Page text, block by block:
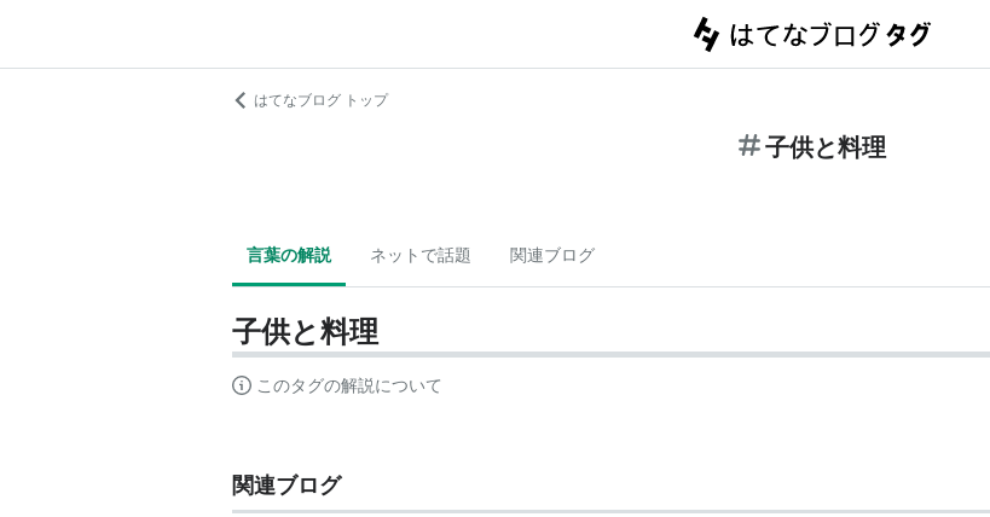
はてなブログ トップ
子供と料理
言葉の解説 ネットで話題 関連ブログ
子供と料理
このタグの解説について
関連ブログ